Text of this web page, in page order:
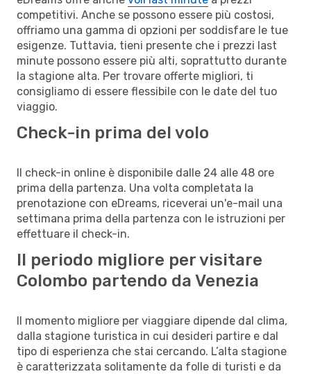
competitivi. Anche se possono essere più costosi,
offriamo una gamma di opzioni per soddisfare le tue
esigenze. Tuttavia, tieni presente che i prezzi last
minute possono essere più alti, soprattutto durante
la stagione alta. Per trovare offerte migliori, ti
consigliamo di essere flessibile con le date del tuo
viaggio.
Check-in prima del volo
Il check-in online è disponibile dalle 24 alle 48 ore
prima della partenza. Una volta completata la
prenotazione con eDreams, riceverai un'e-mail una
settimana prima della partenza con le istruzioni per
effettuare il check-in.
Il periodo migliore per visitare
Colombo partendo da Venezia
Il momento migliore per viaggiare dipende dal clima,
dalla stagione turistica in cui desideri partire e dal
tipo di esperienza che stai cercando. L’alta stagione
è caratterizzata solitamente da folle di turisti e da